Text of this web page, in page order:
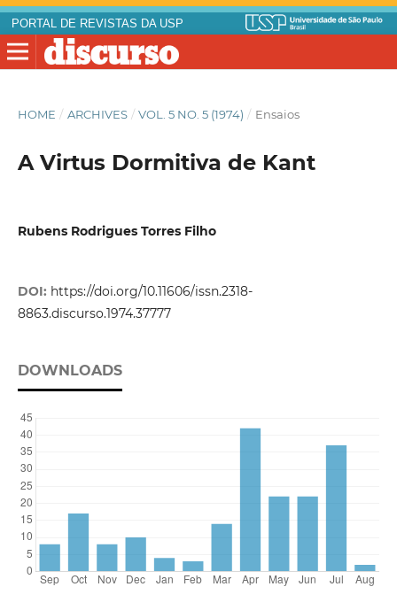
PORTAL DE REVISTAS DA USP
HOME / ARCHIVES / VOL. 5 NO. 5 (1974) / Ensaios
A Virtus Dormitiva de Kant
Rubens Rodrigues Torres Filho
DOI: https://doi.org/10.11606/issn.2318-
8863.discurso.1974.37777
DOWNLOADS